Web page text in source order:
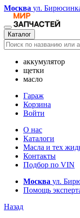
Москва ул.
Каталог
аккумулятор
щетки
масло
Гараж
Корзина
Войти
О нас
Каталоги
Масла и тех
Контакты
Подбор по VIN
Москва ул.
Помощь
Назад